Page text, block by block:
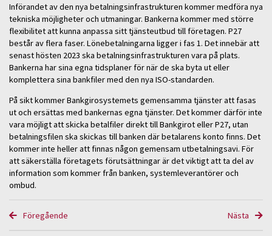
Införandet av den nya betalningsinfrastrukturen kommer medföra nya
tekniska möjligheter och utmaningar. Bankerna kommer med större
flexibilitet att kunna anpassa sitt tjänsteutbud till företagen. P27
består av flera faser. Lönebetalningarna ligger i fas 1. Det innebär att
senast hösten 2023 ska betalningsinfrastrukturen vara på plats.
Bankerna har sina egna tidsplaner för när de ska byta ut eller
komplettera sina bankfiler med den nya ISO-standarden.
På sikt kommer Bankgirosystemets gemensamma tjänster att fasas
ut och ersättas med bankernas egna tjänster. Det kommer därför inte
vara möjligt att skicka betalfiler direkt till Bankgirot eller P27, utan
betalningsfilen ska skickas till banken där betalarens konto finns. Det
kommer inte heller att finnas någon gemensam utbetalningsavi. För
att säkerställa företagets förutsättningar är det viktigt att ta del av
information som kommer från banken, systemleverantörer och
ombud.
Föregående Nästa